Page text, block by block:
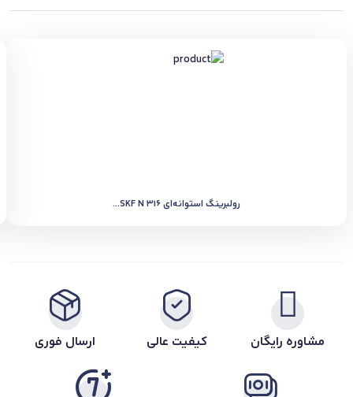
رولبرینگ استوانه‌ای SKF N 316...
مشاوره رایگان کیفیت عالی ارسال فوری